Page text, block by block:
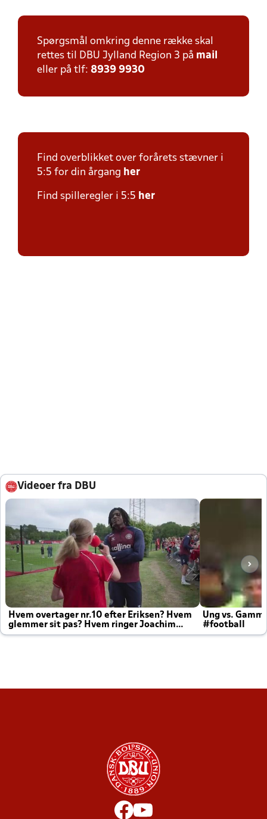
Spørgsmål omkring denne række skal
rettes til DBU Jylland Region 3 på mail
eller på tlf: 8939 9930
Find overblikket over forårets stævner i
5:5 for din årgang her
Find spilleregler i 5:5 her
Videoer fra DBU
Hvem overtager nr.10 efter Eriksen? Hvem
glemmer sit pas? Hvem ringer Joachim
altid til efter kampe?
Ung vs.
#football